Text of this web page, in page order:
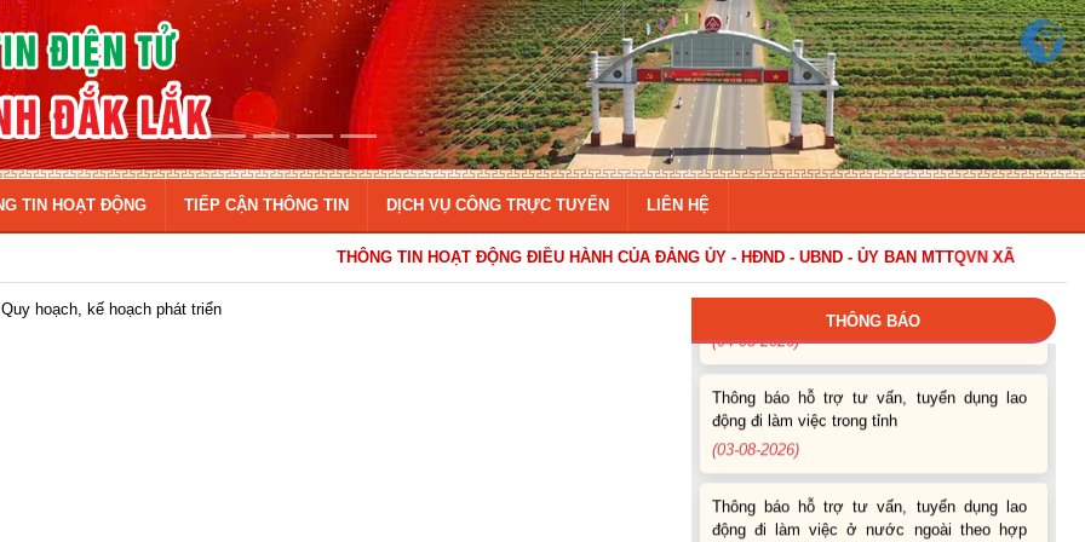
TIN HOẠT ĐỘNG TIẾP CẬN THÔNG TIN DỊCH VỤ CÔNG TRỰC TUYẾN LIÊN HỆ
THÔNG TIN HOẠT ĐỘNG ĐIỀU HÀNH CỦA ĐẢNG ỦY - HĐND - UBND - ỦY BAN MTTQVN XÃ EA KAR
Quy hoạch, kế hoạch phát triển
THÔNG BÁO
Thông báo Tuyển lao động Việt Nam vào
các vị trí dự kiến tuyển dụng người lao động
nước ngoài
Thông báo các khóa đào tạo năm học 2026-
Thông báo hỗ trợ tư vấn, tuyển dụng lao
động đi làm việc trong tỉnh
(03-08-2026)
Thông báo hỗ trợ tư vấn, tuyển dụng lao
động đi làm việc ở nước ngoài theo hợp
đồng